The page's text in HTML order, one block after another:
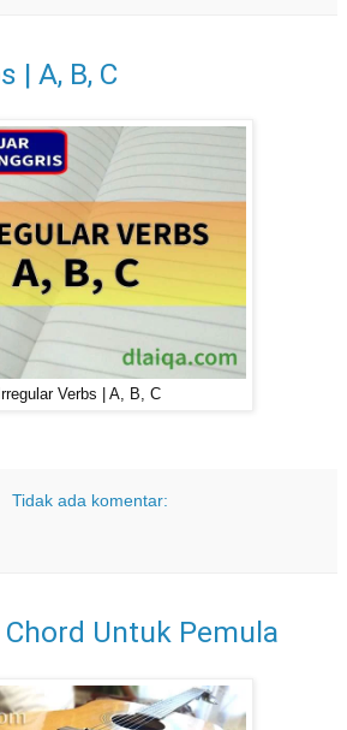
| A, B, C
Irregular Verbs | A, B, C
Tidak ada komentar:
Untuk Pemula